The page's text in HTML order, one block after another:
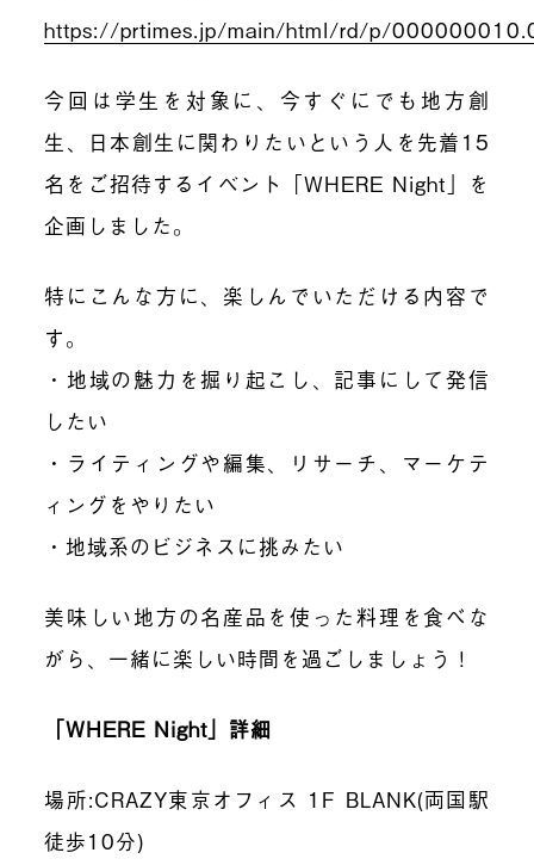
https://prtimes.jp/main/html/rd/p/
今回は学生を対象に、今すぐにでも地方創
生、日本創生に関わりたいという人を先着15
名をご招待するイベント「WHERE Night」を
企画しました。
特にこんな方に、楽しんでいただける内容で
す。
・地域の魅力を掘り起こし、記事にして発信
したい
・ライティングや編集、リサーチ、マーケテ
ィングをやりたい
・地域系のビジネスに挑みたい
美味しい地方の名産品を使った料理を食べな
がら、一緒に楽しい時間を過ごしましょう！
「WHERE Night」詳細
場所:CRAZY東京オフィス 1F BLANK(両国駅
徒歩10分)